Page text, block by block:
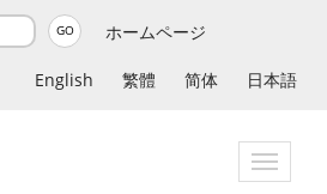
GO ホームページ
English 繁體 简体 日本語
Toggle